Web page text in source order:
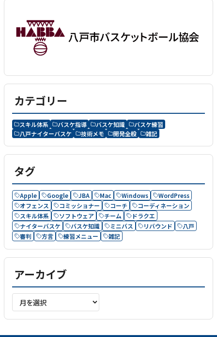
カテゴリー
スキル体系 バスケ指導 バスケ知識
バスケ練習
八戸ナイターバスケ
技術メモ 開発全般 雑記
タグ
Apple Google JBA Mac Windows
WordPress
オフェンス
コミッショナー コーチ
コーディネーション
スキル体系
ソフトウェア チーム
ドラクエ
ナイターバスケ
バスケ知識 ミニバス リバウンド
八戸
審判
方言 練習メニュー 雑記
アーカイブ
ー
カ
イ